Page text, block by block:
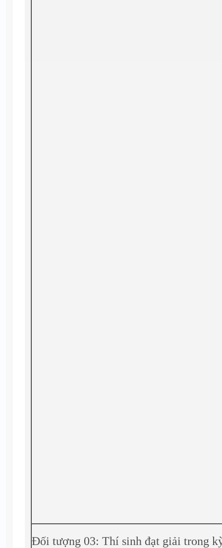
Đối tượng 03: Thí sinh đạt giải trong